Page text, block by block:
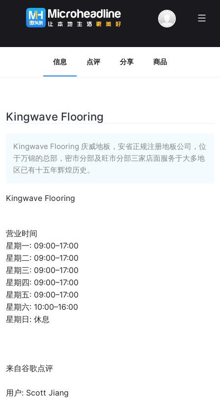
Menu
信息 点评 分享 商品
Kingwave Flooring
Kingwave Flooring 庆威地板，安省正规注册地板公司，位
于万锦的总部，密市分部及旺市分部三家店面服务于大多地
区已有十五年辉煌历史。
Kingwave Flooring
营业时间
星期一: 09:00–17:00
星期二: 09:00–17:00
星期三: 09:00–17:00
星期四: 09:00–17:00
星期五: 09:00–17:00
星期六: 10:00–16:00
星期日: 休息
来自谷歌点评
用户: Scott Jiang